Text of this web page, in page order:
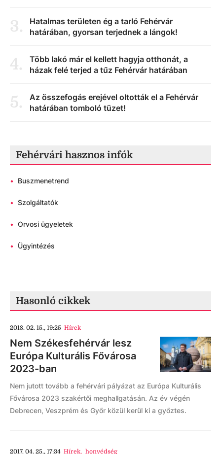
3.
Hatalmas területen ég a tarló Fehérvár
határában, gyorsan terjednek a lángok!
4.
Több lakó már el kellett hagyja otthonát, a
házak felé terjed a tűz Fehérvár határában
5.
Az összefogás erejével oltották el a Fehérvár
határában tomboló tüzet!
Fehérvári hasznos infók
• Buszmenetrend
• Szolgáltatók
• Orvosi ügyeletek
• Ügyintézés
Hasonló cikkek
2018. 02. 15., 19:25 Hírek
Nem Székesfehérvár lesz
Európa Kulturális Fővárosa
2023-ban
Nem jutott tovább a fehérvári pályázat az Európa Kulturális
Fővárosa 2023 szakértői meghallgatásán. Az év végén
Debrecen, Veszprém és Győr közül kerül ki a győztes.
2017. 04. 25., 17:34 Hírek, honvédség